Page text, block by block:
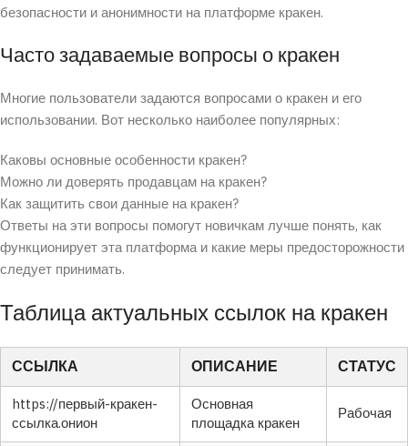
безопасности и анонимности на платформе кракен.
Часто задаваемые вопросы о кракен
Многие пользователи задаются вопросами о кракен и его
использовании. Вот несколько наиболее популярных:
Каковы основные особенности кракен?
Можно ли доверять продавцам на кракен?
Как защитить свои данные на кракен?
Ответы на эти вопросы помогут новичкам лучше понять, как
функционирует эта платформа и какие меры предосторожности
следует принимать.
Таблица актуальных ссылок на кракен
ССЫЛКА ОПИСАНИЕ СТАТУС
https://первый-кракен-
ссылка.онион
Основная
площадка кракен
Рабочая